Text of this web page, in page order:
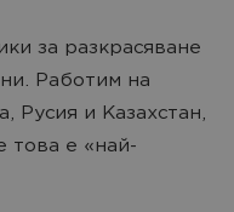
за разкрасяване
Работим на
Русия и Казахстан,
това е «най-